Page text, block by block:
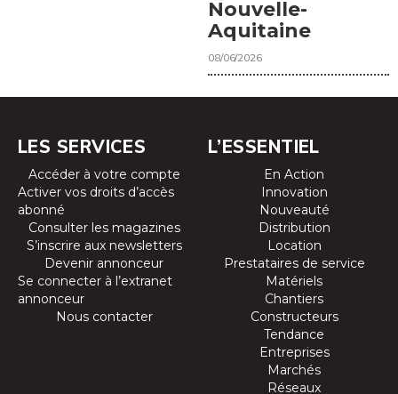
Nouvelle-
Aquitaine
08/06/2026
LES SERVICES
Accéder à votre compte
Activer vos droits d’accès
abonné
Consulter les magazines
S’inscrire aux newsletters
Devenir annonceur
Se connecter à l’extranet
annonceur
Nous contacter
L’ESSENTIEL
En Action
Innovation
Nouveauté
Distribution
Location
Prestataires de service
Matériels
Chantiers
Constructeurs
Tendance
Entreprises
Marchés
Réseaux